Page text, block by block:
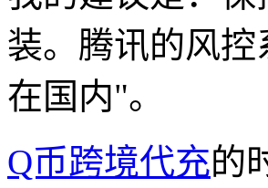
装。腾讯的风
在国内"。
Q币跨境代充的